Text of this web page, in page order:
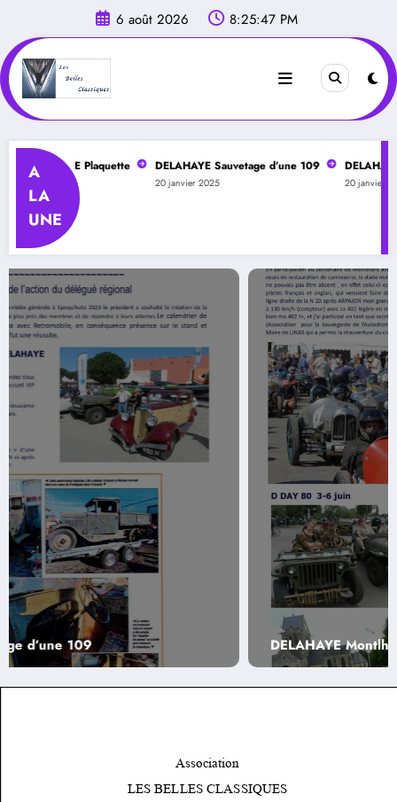
contenu
6 août 2026 8:25:49 PM
A
LA
UNE
Plaquette DELAHAYE Sauvetage d’une 109
20 janvier 2025
DELAHAYE
20 janvier 2025
DELAHAYE Montlhéry Vintage Revival et D DAY